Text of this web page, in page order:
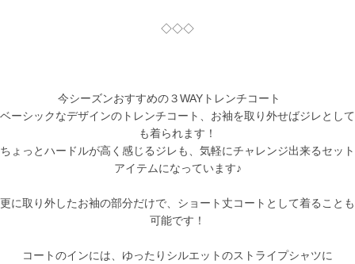
◇◇◇
今シーズンおすすめの３WAYトレンチコート
ベーシックなデザインのトレンチコート、お袖を取り外せばジレとして
も着られます！
ちょっとハードルが高く感じるジレも、気軽にチャレンジ出来るセット
アイテムになっています♪
更に取り外したお袖の部分だけで、ショート丈コートとして着ることも
可能です！
コートのインには、ゆったりシルエットのストライプシャツに